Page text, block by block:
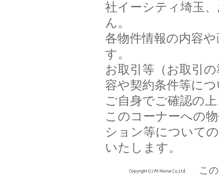
社イーシティ埼玉
ん。
各物件情報の内容
す。
お取引等（お取引
容や契約条件等に
ご自身でご確認の
このコーナーへの
ション等について
いたします。
こ